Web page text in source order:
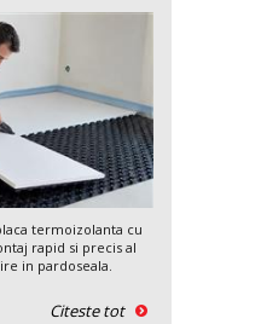
termoizolanta cu
rapid si precis al
in pardoseala.
Citeste tot